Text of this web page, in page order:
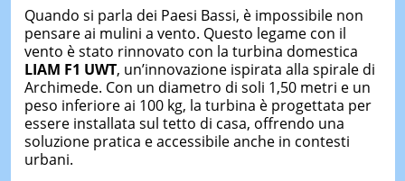
Quando si parla dei Paesi Bassi, è impossibile non
pensare ai mulini a vento. Questo legame con il
vento è stato rinnovato con la turbina domestica
LIAM F1 UWT, un’innovazione ispirata alla spirale di
Archimede. Con un diametro di soli 1,50 metri e un
peso inferiore ai 100 kg, la turbina è progettata per
essere installata sul tetto di casa, offrendo una
soluzione pratica e accessibile anche in contesti
urbani.